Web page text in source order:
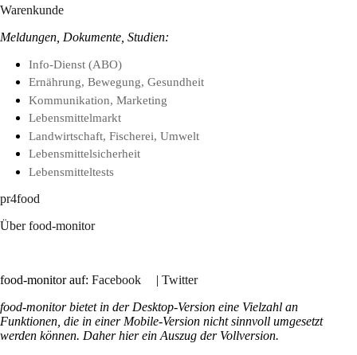
Warenkunde
Meldungen, Dokumente, Studien:
Info-Dienst (ABO)
Ernährung, Bewegung, Gesundheit
Kommunikation, Marketing
Lebensmittelmarkt
Landwirtschaft, Fischerei, Umwelt
Lebensmittelsicherheit
Lebensmitteltests
pr4food
Über food-monitor
food-monitor auf: Facebook | Twitter
food-monitor bietet in der Desktop-Version eine Vielzahl an
Funktionen, die in einer Mobile-Version nicht sinnvoll umgesetzt
werden können. Daher hier ein Auszug der Vollversion.